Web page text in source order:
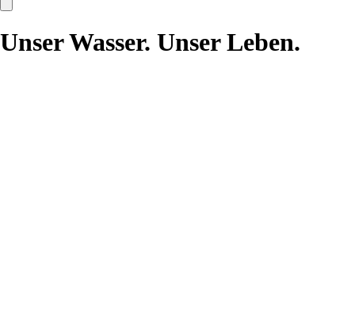
Unser Wasser. Unser Leben.